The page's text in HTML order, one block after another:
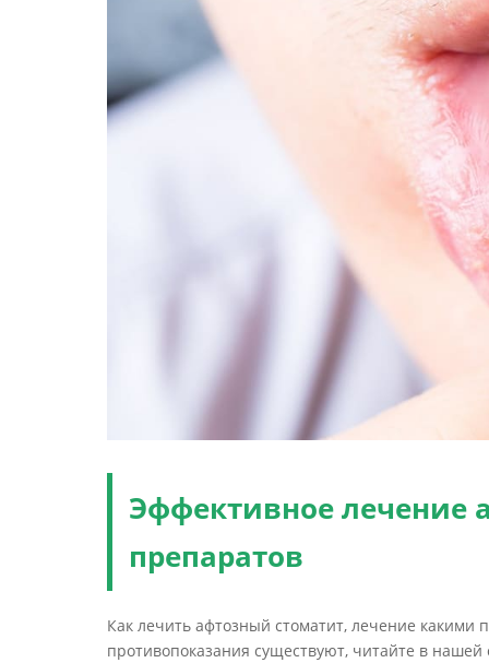
Эффективное лечение
препаратов
Как лечить афтозный стоматит, лечение какими
противопоказания существуют, читайте в нашей